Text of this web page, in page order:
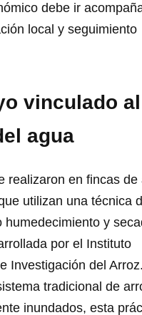
debe ir
local y seguimiento
vinculado al
agua
realizaron en fincas de
utilizan una técnica
humedecimiento y
por el Instituto
Investigación del
tradicional de
inundados, esta